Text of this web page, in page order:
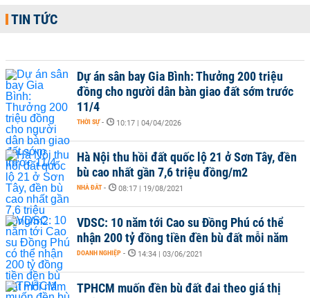
TIN TỨC
Dự án sân bay Gia Bình: Thưởng 200 triệu
đồng cho người dân bàn giao đất sớm trước
11/4
THỜI SỰ - 10:17 | 04/04/2026
Hà Nội thu hồi đất quốc lộ 21 ở Sơn Tây, đền
bù cao nhất gần 7,6 triệu đồng/m2
NHÀ ĐẤT - 08:17 | 19/08/2021
VDSC: 10 năm tới Cao su Đồng Phú có thể
nhận 200 tỷ đồng tiền đền bù đất mỗi năm
DOANH NGHIỆP - 14:34 | 03/06/2021
TPHCM muốn đền bù đất đai theo giá thị